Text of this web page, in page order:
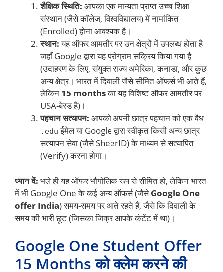
शैक्षिक स्थिति: आपका एक मान्यता प्राप्त उच्च शिक्षा
संस्थान (जैसे कॉलेज, विश्वविद्यालय) में नामांकित
(Enrolled) होना आवश्यक है।
स्थान:यह ऑफर आमतौर पर उन क्षेत्रों में उपलब्ध होता है
जहाँ Google द्वारा यह प्रोग्राम सक्रिय किया गया है
(उदाहरण के लिए, संयुक्त राज्य अमेरिका, कनाडा, और कुछ
अन्य क्षेत्र। भारत में दिवाली जैसे सीमित ऑफर्स भी आते हैं,
लेकिन 15 monthsका यह विशिष्ट ऑफर आमतौर पर
USA-बेस्ड है)।
पहचान सत्यापन: आपको अपनी छात्र पहचान को एक वैध
.edu ईमेल या Google द्वारा स्वीकृत किसी अन्य छात्र
सत्यापन सेवा (जैसे SheerID) के माध्यम से सत्यापित
(Verify) करना होगा।
ध्यान दें: भले ही यह ऑफर भौगोलिक रूप से सीमित हो, लेकिन भारत
में भी Google One के कई अन्य ऑफर्स (जैसेGoogle One
offer India) समय-समय पर आते रहते हैं, जैसे कि दिवाली के
समय की भारी छूट (जिसका जिक्र आपके कंटेंट में था)।
Google One Student Offer
15 Months को क्लेम करने की